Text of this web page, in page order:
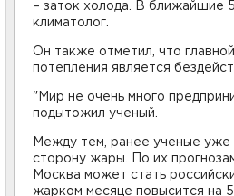
– заток холода. В ближайшие
климатолог.
Он также отметил, что
потепления является
"Мир не очень много
подытожил ученый.
Между тем, ранее ученые уже
сторону жары. По их
Москва может стать
жарком месяце повысится на